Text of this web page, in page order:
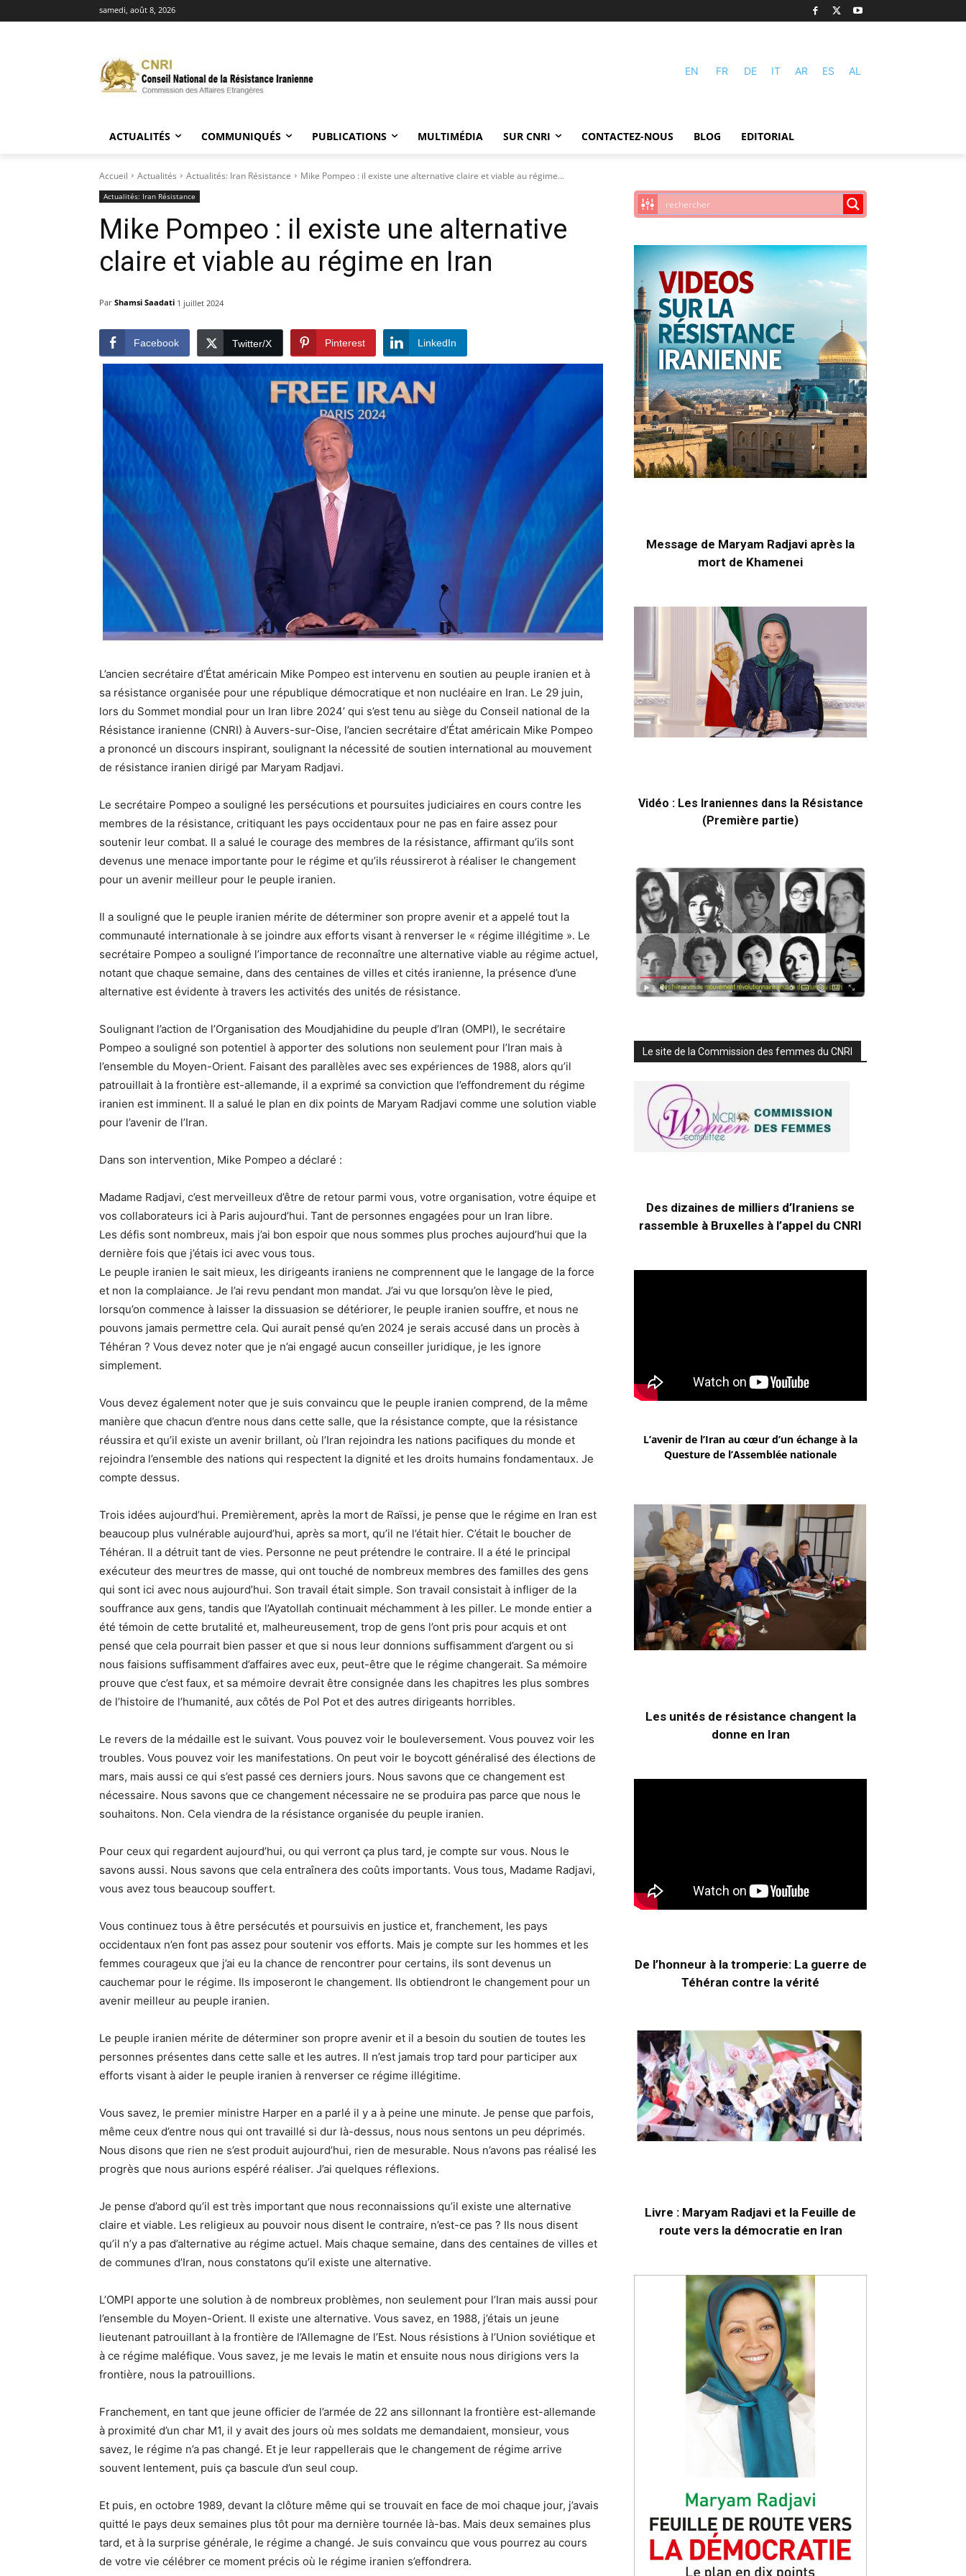
samedi, août 8, 2026
EN FR DE IT AR ES AL
ACTUALITÉS COMMUNIQUÉS PUBLICATIONS MULTIMÉDIA SUR CNRI CONTACTEZ-NOUS BLOG EDITORIAL
Accueil Actualités Actualités: Iran Résistance Mike Pompeo : il existe une alternative claire et viable au régime...
Actualités: Iran Résistance
Mike Pompeo : il existe une alternative
claire et viable au régime en Iran
Par Shamsi Saadati 1 juillet 2024
Facebook Twitter/X Pinterest LinkedIn
L’ancien secrétaire d’État américain Mike Pompeo est intervenu en soutien au peuple iranien et à
sa résistance organisée pour une république démocratique et non nucléaire en Iran. Le 29 juin,
lors du Sommet mondial pour un Iran libre 2024’ qui s’est tenu au siège du Conseil national de la
Résistance iranienne (CNRI) à Auvers-sur-Oise, l’ancien secrétaire d’État américain Mike Pompeo
a prononcé un discours inspirant, soulignant la nécessité de soutien international au mouvement
de résistance iranien dirigé par Maryam Radjavi.
Le secrétaire Pompeo a souligné les persécutions et poursuites judiciaires en cours contre les
membres de la résistance, critiquant les pays occidentaux pour ne pas en faire assez pour
soutenir leur combat. Il a salué le courage des membres de la résistance, affirmant qu’ils sont
devenus une menace importante pour le régime et qu’ils réussirerot à réaliser le changement
pour un avenir meilleur pour le peuple iranien.
Il a souligné que le peuple iranien mérite de déterminer son propre avenir et a appelé tout la
communauté internationale à se joindre aux efforts visant à renverser le « régime illégitime ». Le
secrétaire Pompeo a souligné l’importance de reconnaître une alternative viable au régime actuel,
notant que chaque semaine, dans des centaines de villes et cités iranienne, la présence d’une
alternative est évidente à travers les activités des unités de résistance.
Soulignant l’action de l’Organisation des Moudjahidine du peuple d’Iran (OMPI), le secrétaire
Pompeo a souligné son potentiel à apporter des solutions non seulement pour l’Iran mais à
l’ensemble du Moyen-Orient. Faisant des parallèles avec ses expériences de 1988, alors qu’il
patrouillait à la frontière est-allemande, il a exprimé sa conviction que l’effondrement du régime
iranien est imminent. Il a salué le plan en dix points de Maryam Radjavi comme une solution viable
pour l’avenir de l’Iran.
Dans son intervention, Mike Pompeo a déclaré :
Madame Radjavi, c’est merveilleux d’être de retour parmi vous, votre organisation, votre équipe et
vos collaborateurs ici à Paris aujourd’hui. Tant de personnes engagées pour un Iran libre.
Les défis sont nombreux, mais j’ai bon espoir que nous sommes plus proches aujourd’hui que la
dernière fois que j’étais ici avec vous tous.
Le peuple iranien le sait mieux, les dirigeants iraniens ne comprennent que le langage de la force
et non la complaiance. Je l’ai revu pendant mon mandat. J’ai vu que lorsqu’on lève le pied,
lorsqu’on commence à laisser la dissuasion se détériorer, le peuple iranien souffre, et nous ne
pouvons jamais permettre cela. Qui aurait pensé qu’en 2024 je serais accusé dans un procès à
Téhéran ? Vous devez noter que je n’ai engagé aucun conseiller juridique, je les ignore
simplement.
Vous devez également noter que je suis convaincu que le peuple iranien comprend, de la même
manière que chacun d’entre nous dans cette salle, que la résistance compte, que la résistance
réussira et qu’il existe un avenir brillant, où l’Iran rejoindra les nations pacifiques du monde et
rejoindra l’ensemble des nations qui respectent la dignité et les droits humains fondamentaux. Je
compte dessus.
Trois idées aujourd’hui. Premièrement, après la mort de Raïssi, je pense que le régime en Iran est
beaucoup plus vulnérable aujourd’hui, après sa mort, qu’il ne l’était hier. C’était le boucher de
Téhéran. Il a détruit tant de vies. Personne ne peut prétendre le contraire. Il a été le principal
exécuteur des meurtres de masse, qui ont touché de nombreux membres des familles des gens
qui sont ici avec nous aujourd’hui. Son travail était simple. Son travail consistait à infliger de la
souffrance aux gens, tandis que l’Ayatollah continuait méchamment à les piller. Le monde entier a
été témoin de cette brutalité et, malheureusement, trop de gens l’ont pris pour acquis et ont
pensé que cela pourrait bien passer et que si nous leur donnions suffisamment d’argent ou si
nous faisions suffisamment d’affaires avec eux, peut-être que le régime changerait. Sa mémoire
prouve que c’est faux, et sa mémoire devrait être consignée dans les chapitres les plus sombres
de l’histoire de l’humanité, aux côtés de Pol Pot et des autres dirigeants horribles.
Le revers de la médaille est le suivant. Vous pouvez voir le bouleversement. Vous pouvez voir les
troubles. Vous pouvez voir les manifestations. On peut voir le boycott généralisé des élections de
mars, mais aussi ce qui s’est passé ces derniers jours. Nous savons que ce changement est
nécessaire. Nous savons que ce changement nécessaire ne se produira pas parce que nous le
souhaitons. Non. Cela viendra de la résistance organisée du peuple iranien.
Pour ceux qui regardent aujourd’hui, ou qui verront ça plus tard, je compte sur vous. Nous le
savons aussi. Nous savons que cela entraînera des coûts importants. Vous tous, Madame Radjavi,
vous avez tous beaucoup souffert.
Vous continuez tous à être persécutés et poursuivis en justice et, franchement, les pays
occidentaux n’en font pas assez pour soutenir vos efforts. Mais je compte sur les hommes et les
femmes courageux que j’ai eu la chance de rencontrer pour certains, ils sont devenus un
cauchemar pour le régime. Ils imposeront le changement. Ils obtiendront le changement pour un
avenir meilleur au peuple iranien.
Le peuple iranien mérite de déterminer son propre avenir et il a besoin du soutien de toutes les
personnes présentes dans cette salle et les autres. Il n’est jamais trop tard pour participer aux
efforts visant à aider le peuple iranien à renverser ce régime illégitime.
Vous savez, le premier ministre Harper en a parlé il y a à peine une minute. Je pense que parfois,
même ceux d’entre nous qui ont travaillé si dur là-dessus, nous nous sentons un peu déprimés.
Nous disons que rien ne s’est produit aujourd’hui, rien de mesurable. Nous n’avons pas réalisé les
progrès que nous aurions espéré réaliser. J’ai quelques réflexions.
Je pense d’abord qu’il est très important que nous reconnaissions qu’il existe une alternative
claire et viable. Les religieux au pouvoir nous disent le contraire, n’est-ce pas ? Ils nous disent
qu’il n’y a pas d’alternative au régime actuel. Mais chaque semaine, dans des centaines de villes et
de communes d’Iran, nous constatons qu’il existe une alternative.
L’OMPI apporte une solution à de nombreux problèmes, non seulement pour l’Iran mais aussi pour
l’ensemble du Moyen-Orient. Il existe une alternative. Vous savez, en 1988, j’étais un jeune
lieutenant patrouillant à la frontière de l’Allemagne de l’Est. Nous résistions à l’Union soviétique et
à ce régime maléfique. Vous savez, je me levais le matin et ensuite nous nous dirigions vers la
frontière, nous la patrouillions.
Franchement, en tant que jeune officier de l’armée de 22 ans sillonnant la frontière est-allemande
à proximité d’un char M1, il y avait des jours où mes soldats me demandaient, monsieur, vous
savez, le régime n’a pas changé. Et je leur rappellerais que le changement de régime arrive
souvent lentement, puis ça bascule d’un seul coup.
Et puis, en octobre 1989, devant la clôture même qui se trouvait en face de moi chaque jour, j’avais
quitté le pays deux semaines plus tôt pour ma dernière tournée là-bas. Mais deux semaines plus
tard, et à la surprise générale, le régime a changé. Je suis convaincu que vous pourrez au cours
de votre vie célébrer ce moment précis où le régime iranien s’effondrera.
Message de Maryam Radjavi après la
mort de Khamenei
Vidéo : Les Iraniennes dans la Résistance
(Première partie)
Le site de la Commission des femmes du CNRI
Des dizaines de milliers d’Iraniens se
rassemble à Bruxelles à l’appel du CNRI
L’avenir de l’Iran au cœur d’un échange à la
Questure de l’Assemblée nationale
Les unités de résistance changent la
donne en Iran
De l’honneur à la tromperie: La guerre de
Téhéran contre la vérité
Livre : Maryam Radjavi et la Feuille de
route vers la démocratie en Iran